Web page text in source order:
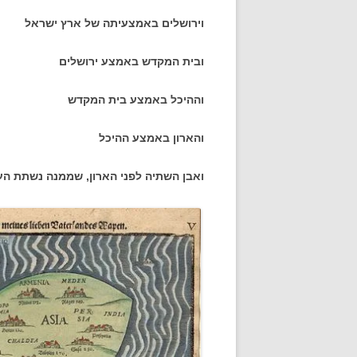
וירושלים באמצעיתה של ארץ ישראל
ובית המקדש באמצע ירושלים
וההיכל באמצע בית המקדש
והארון באמצע ההיכל
ואבן השתיה לפני הארון, שממנה נשתת